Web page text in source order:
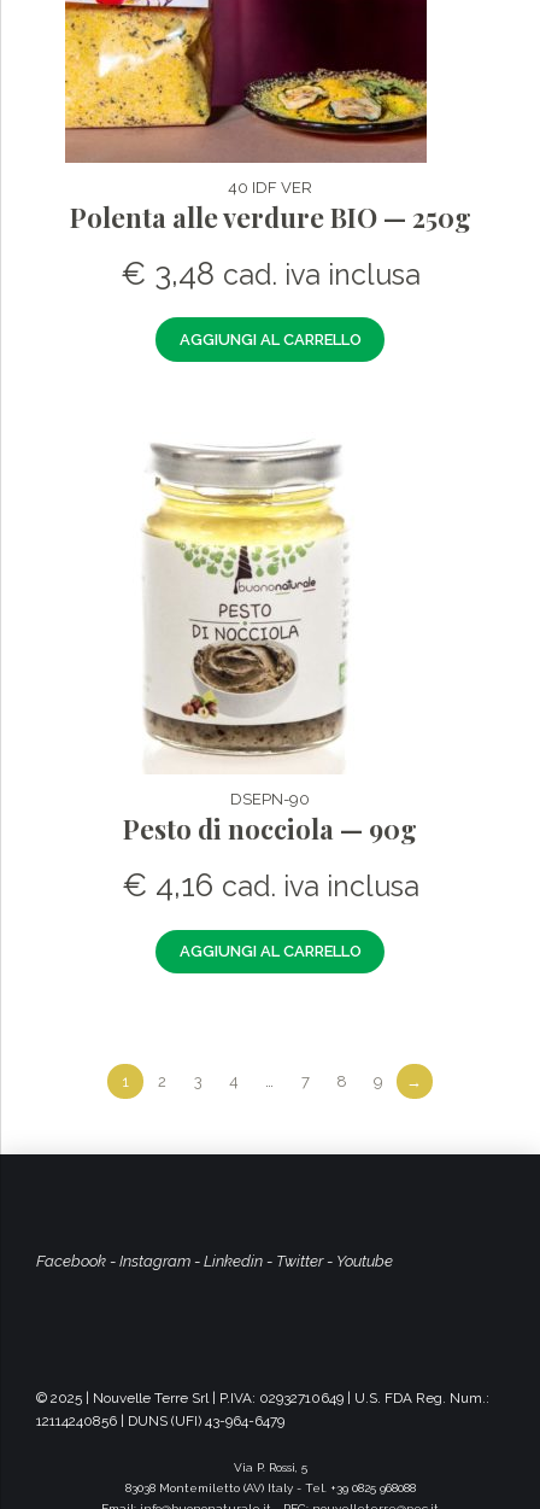
40 IDF VER
Polenta alle verdure BIO — 250g
€ 3,48 cad. iva inclusa
AGGIUNGI AL CARRELLO
DSEPN-90
Pesto di nocciola — 90g
€ 4,16 cad. iva inclusa
AGGIUNGI AL CARRELLO
1 2 3 4 … 7 8 9 →
Facebook - Instagram - Linkedin - Twitter- Youtube
© 2025 | Nouvelle Terre Srl | P.IVA: 02932710649 | U.S. FDA Reg. Num.:
12114240856 | DUNS (UFI) 43-964-6479
Via P. Rossi, 5
83038 Montemiletto (AV) Italy - Tel. +39 0825 968088